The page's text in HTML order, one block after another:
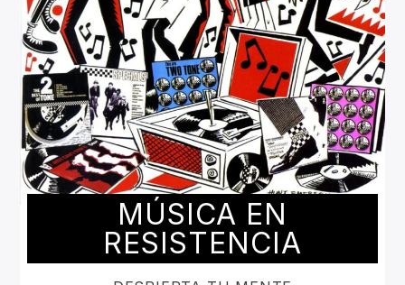
MÚSICA EN
RESISTENCIA